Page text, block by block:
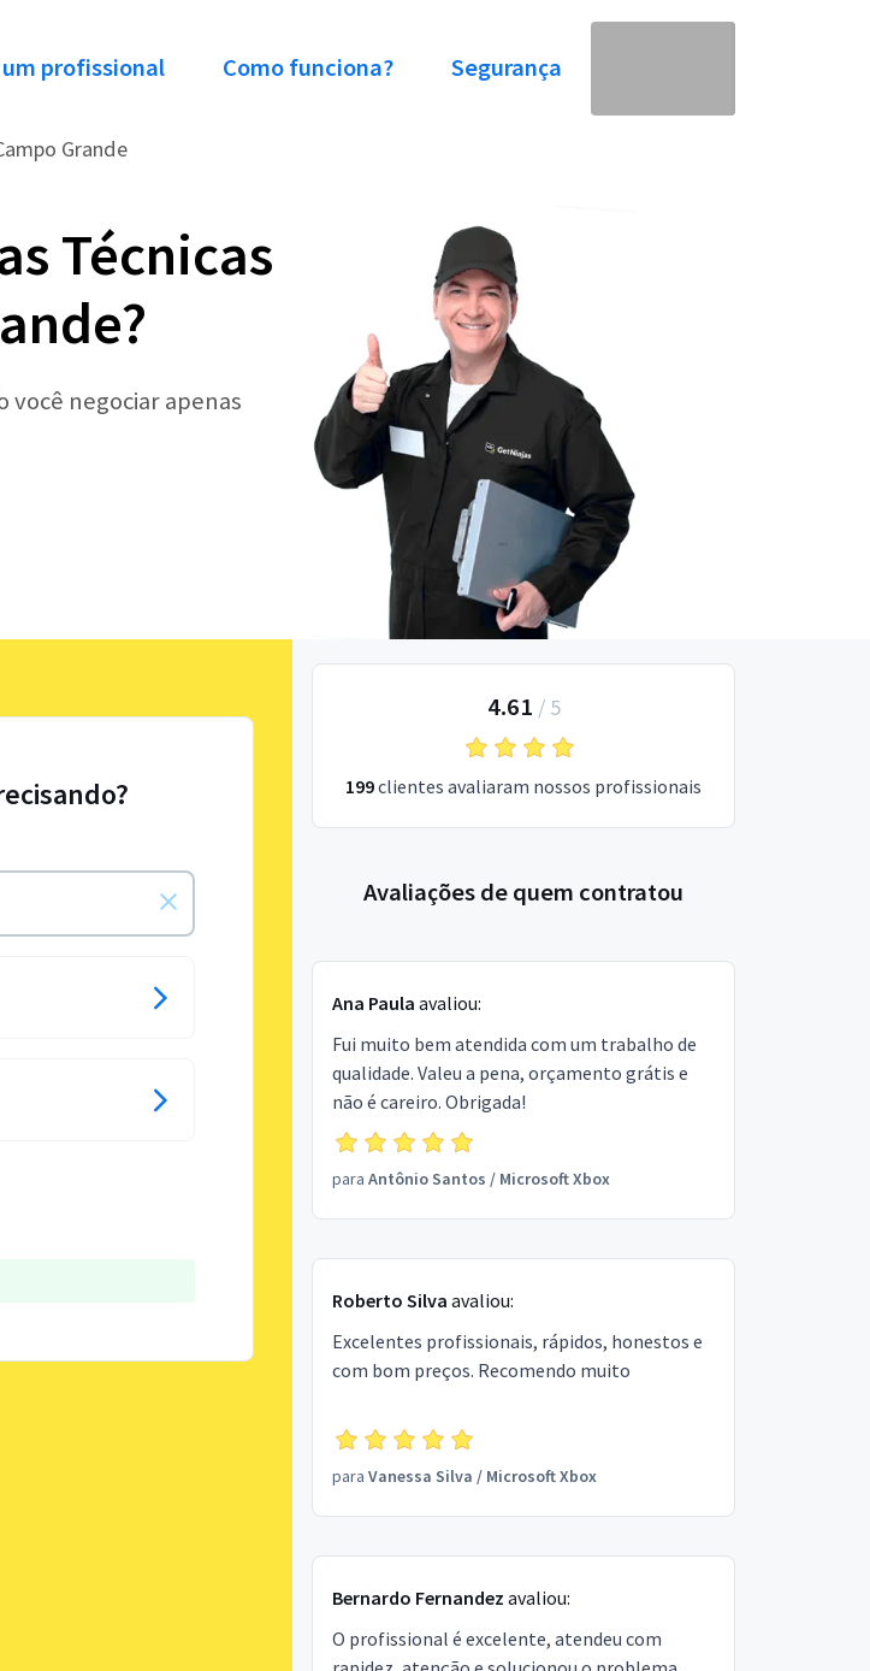
profissional Como funciona? Segurança
Grande
Técnicas
negociar apenas
4.61 / 5
199clientes avaliaram nossos profissionais
Avaliações de quem contratou
Ana Paula avaliou:
Fui muito bem atendida com um trabalho de
qualidade. Valeu a pena, orçamento grátis e
não é careiro. Obrigada!
para Antônio Santos / Microsoft Xbox
Roberto Silva avaliou:
Excelentes profissionais, rápidos, honestos e
com bom preços. Recomendo muito
para Vanessa Silva / Microsoft Xbox
Bernardo Fernandez avaliou:
O profissional é excelente, atendeu com